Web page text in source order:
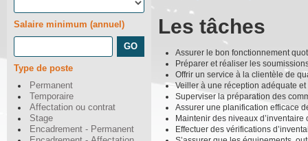
Salaire minimum (annuel)
Type de poste
Permanent
Temporaire
Affectation ou contrat
Stage
Encadrement - Permanent
Les tâches
Assurer le bon fonctionnement
Préparer et réaliser les
Offrir un service à la clientèle de
Veiller à une réception adéquate
Superviser la préparation des
Assurer une planification efficace
Maintenir des niveaux d’inventaire
Effectuer des vérifications